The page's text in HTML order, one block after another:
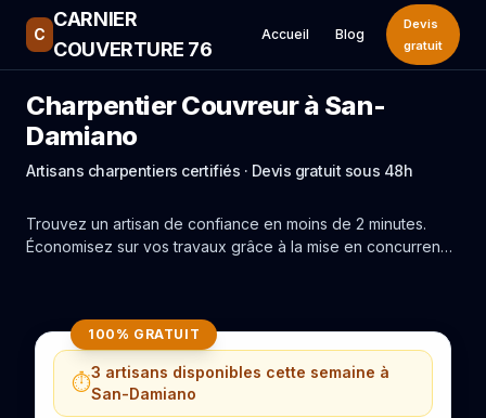
C
CARNIER
COUVERTURE 76
Accueil Blog
Devis
gratuit
Charpentier Couvreur à San-
Damiano
Artisans charpentiers certifiés · Devis gratuit sous 48h
Trouvez un artisan de confiance en moins de 2 minutes.
Économisez sur vos travaux grâce à la mise en concurrence
100% GRATUIT
⏱️3 artisans disponibles cette semaine à
San-Damiano